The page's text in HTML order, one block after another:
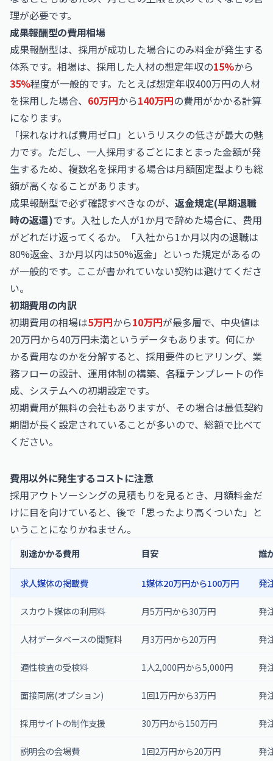
理が必要です。
成果報酬型の費用相場
成果報酬型は、採用が成功した場合にのみ料金が発生する
体系です。相場は、採用した人材の想定年収の15%から
35%程度が一般的です。たとえば想定年収400万円の人材
を採用した場合、 60万円から140万円の費用がかかる計算
になります。
「採れなければ費用ゼロ」というリスクの低さが最大の魅
力です。ただし、一人採用するごとにまとまった金額が発
生するため、複数名を採用する場合は月額固定型よりも総
額が高くなることがあります。
成果報酬型で必ず確認すべきなのが、 返金規定(早期退職
時の返還)です。入社した人が1か月で辞めた場合に、費用
がどれだけ返ってくるか。「入社から1か月以内の退職は
80%返金、3か月以内は50%返金」といった規定があるの
が一般的です。ここが書かれていない契約は避けてくださ
い。
初期費用の内訳
初期費用の相場は5万円から10万円が最多層で、中央値は
20万円から40万円未満というデータもあります。何にか
かる費用なのかを分解すると、採用要件のヒアリング、業
務フローの設計、運用体制の構築、各種テンプレートの作
成、システムへの初期設定です。
初期費用が無料の会社もありますが、その場合は最低契約
期間が長く設定されていることが多いので、総額で比べて
ください。
費用以外に発生するコストに注意
採用アウトソーシングの見積もりを見るとき、月額料金だ
けに目を向けていると、後で「思ったより高くついた」と
いうことになりかねません。
別途かかる費用 目安 誰
求人媒体の掲載費 1媒体20万円から100万円 発
スカウト媒体の利用料 月5万円から30万円 発
人材データベースの閲覧料 月3万円から20万円 発
適性検査の受検料 1人2,000円から5,000円 発
面接同席(オプション) 1回1万円から3万円 発
採用サイトの制作支援 30万円から150万円 発
説明会の会場費 1回2万円から20万円 発